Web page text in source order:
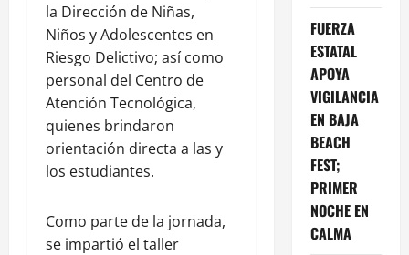
la Dirección de Niñas,
Niños y Adolescentes en
Riesgo Delictivo; así como
personal del Centro de
Atención Tecnológica,
quienes brindaron
orientación directa a las y
los estudiantes.
Como parte de la jornada,
se impartió el taller
FUERZA
ESTATAL
APOYA
VIGILANCIA
EN BAJA
BEACH
FEST;
PRIMER
NOCHE EN
CALMA